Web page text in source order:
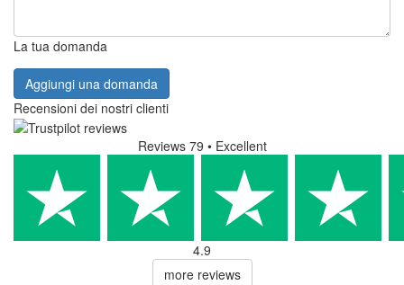
La tua domanda
Aggiungi una domanda
Recensioni dei nostri clienti
Reviews 79 • Excellent
4.9
more reviews